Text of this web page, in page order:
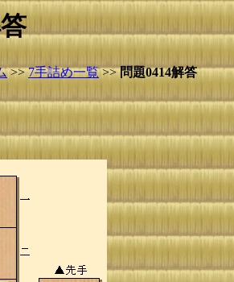
>>7手詰め一覧>>問題0414解答